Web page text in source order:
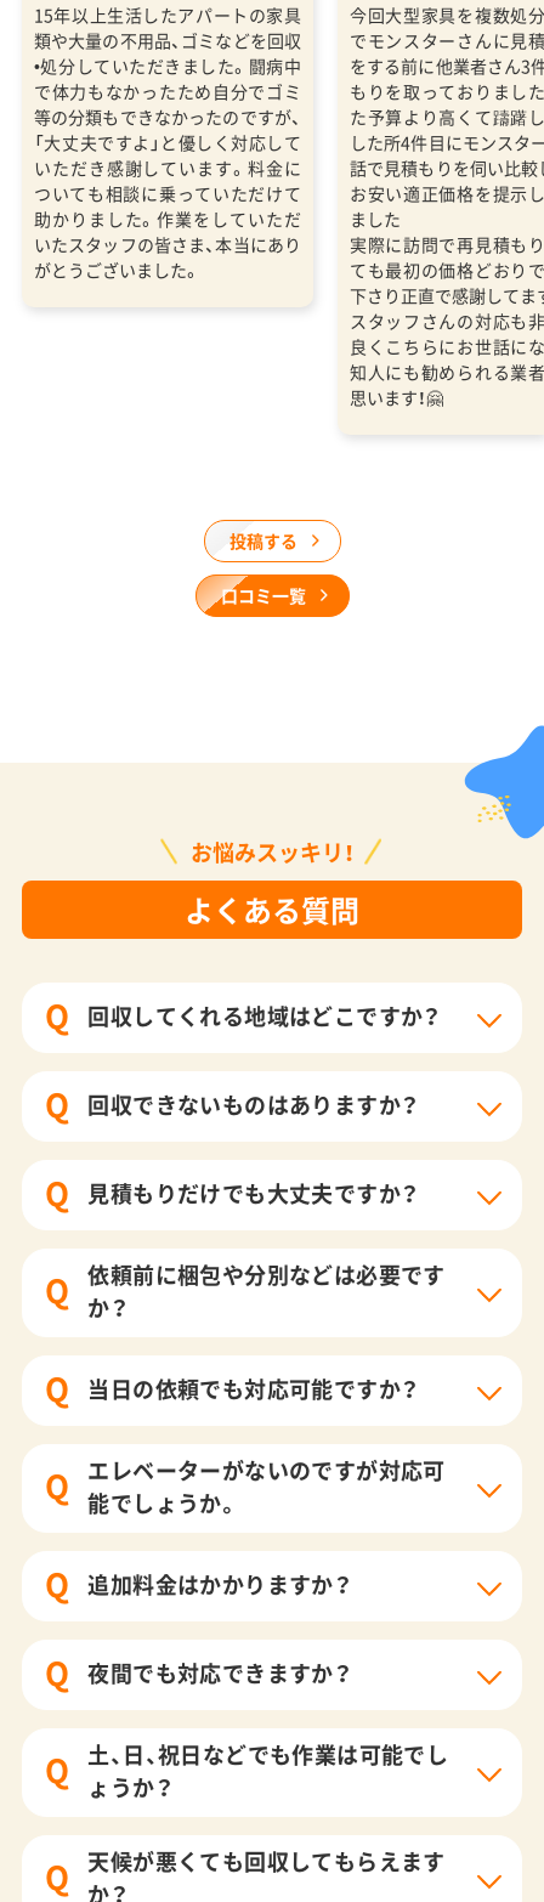
15年以上生活したアパートの家具
類や大量の不用品、ゴミなどを回収
•処分していただきました。闘病中
で体力もなかったため自分でゴミ
等の分類もできなかったのですが、
「大丈夫ですよ」と優しく対応して
いただき感謝しています。料金に
ついても相談に乗っていただけて
助かりました。作業をしていただ
いたスタッフの皆さま、本当にあり
がとうございました。
今回大型家具を複数処
でモンスターさんに見
をする前に他業者さん3
もりを取っておりまし
た予算より高くて躊躇
した所4件目にモンスタ
話で見積もりを伺い比
お安い適正価格を提示
ました
実際に訪問で再見積も
ても最初の価格どおり
下さり正直で感謝してま
スタッフさんの対応も
良くこちらにお世話に
知人にも勧められる業
思います！🤗
投稿する
口コミ一覧
お悩みスッキリ！
よくある質問
Q 回収してくれる地域はどこですか？
Q 回収できないものはありますか？
Q 見積もりだけでも大丈夫ですか？
Q
依頼前に梱包や分別などは必要です
か？
Q 当日の依頼でも対応可能ですか？
Q
エレベーターがないのですが対応可
能でしょうか。
Q 追加料金はかかりますか？
Q 夜間でも対応できますか？
Q
土、日、祝日などでも作業は可能でし
ょうか？
Q
天候が悪くても回収してもらえます
か？